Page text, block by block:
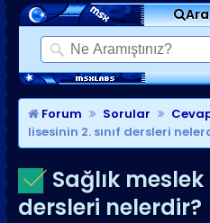
SORU-CEVAP
GÜNLÜKLER
SON MESAJLAR
KISAYOLLAR
Forum Sorular
lisesinin 2. sınıf dersleri
Sağlık meslek
dersleri nelerdir?